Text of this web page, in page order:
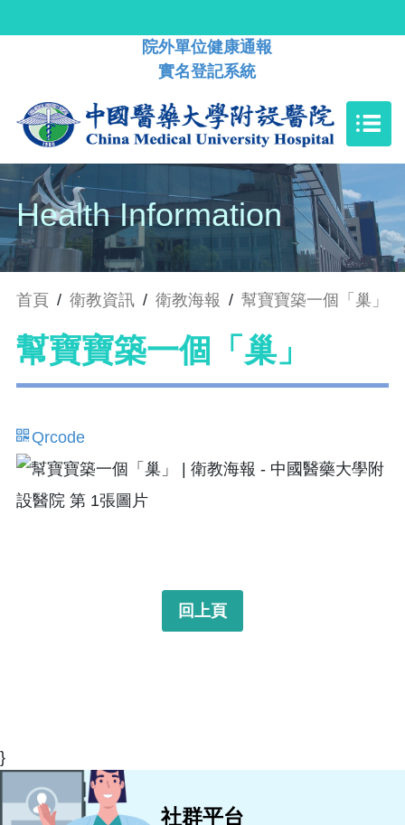
院外單位健康通報
實名登記系統
Health Information
首頁 / 衛教資訊 / 衛教海報 / 幫寶寶築一個「巢」
幫寶寶築一個「巢」
Qrcode
回上頁
}
社群平台